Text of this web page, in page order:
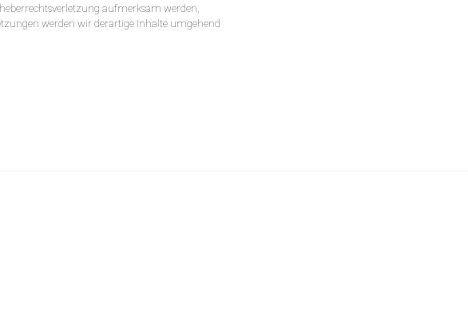
aufmerksam werden,
werden wir derartige Inhalte umgehend